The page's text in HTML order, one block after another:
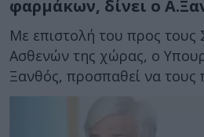
φαρμάκων, δίνει ο
Με επιστολή του προς τους
Ασθενών της χώρας, ο
Ξανθός, προσπαθεί να τους